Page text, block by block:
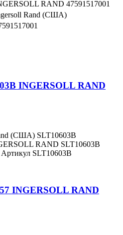
RAND 47591517001
Rand (США)
INGERSOLL RAND
(США) SLT10603B
RAND SLT10603B
SLT10603B
INGERSOLL RAND